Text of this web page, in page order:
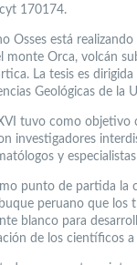
170174.
Osses está
monte Orca, volcán
La tesis es
Geológicas de la
tuvo como objetivo
investigadores
y
punto de partida la
peruano que los
blanco para
de los científicos